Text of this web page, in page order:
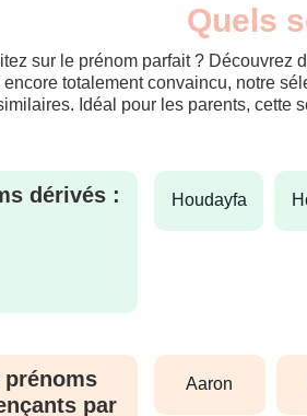
Quels
sur le prénom parfait ?
encore totalement convaincu, notre
Idéal pour les parents, cette
dérivés : houdayfa
prénoms
par
aaron